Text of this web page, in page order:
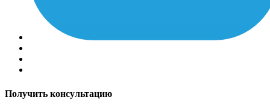
Получить консультацию